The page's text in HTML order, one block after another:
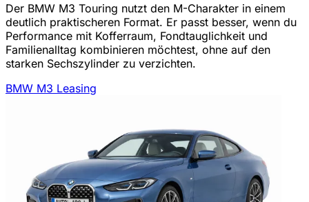
Der BMW M3 Touring nutzt den M-Charakter in einem
deutlich praktischeren Format. Er passt besser, wenn du
Performance mit Kofferraum, Fondtauglichkeit und
Familienalltag kombinieren möchtest, ohne auf den
starken Sechszylinder zu verzichten.
BMW M3 Leasing